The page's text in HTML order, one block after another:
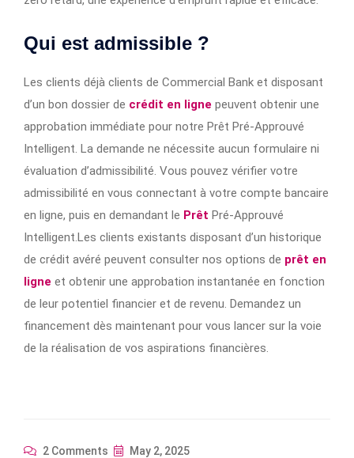
Qui est admissible ?
Les clients déjà clients de Commercial Bank et disposant
d’un bon dossier de crédit en ligne peuvent obtenir une
approbation immédiate pour notre Prêt Pré-Approuvé
Intelligent. La demande ne nécessite aucun formulaire ni
évaluation d’admissibilité. Vous pouvez vérifier votre
admissibilité en vous connectant à votre compte bancaire
en ligne, puis en demandant le Prêt Pré-Approuvé
Intelligent.Les clients existants disposant d’un historique
de crédit avéré peuvent consulter nos options de prêt en
ligne et obtenir une approbation instantanée en fonction
de leur potentiel financier et de revenu. Demandez un
financement dès maintenant pour vous lancer sur la voie
de la réalisation de vos aspirations financières.
2 Comments May 2, 2025